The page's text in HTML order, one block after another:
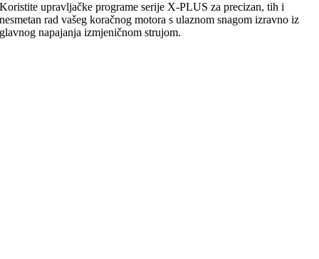
Koristite upravljačke programe serije X-PLUS za precizan, tih i
nesmetan rad vašeg koračnog motora s ulaznom snagom izravno iz
glavnog napajanja izmjeničnom strujom.